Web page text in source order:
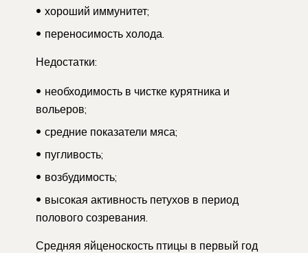
хороший иммунитет;
переносимость холода.
Недостатки:
необходимость в чистке курятника и
вольеров;
средние показатели мяса;
пугливость;
возбудимость;
высокая активность петухов в период
полового созревания.
Средняя яйценоскость птицы в первый год